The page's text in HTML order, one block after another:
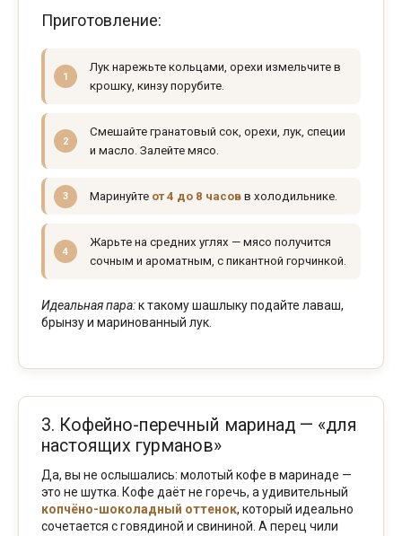
Приготовление:
Лук нарежьте кольцами, орехи измельчите в
крошку, кинзу порубите.
Смешайте гранатовый сок, орехи, лук, специи
и масло. Залейте мясо.
Маринуйте от 4 до 8 часов в холодильнике.
Жарьте на средних углях — мясо получится
сочным и ароматным, с пикантной горчинкой.
Идеальная пара:к такому шашлыку подайте лаваш,
брынзу и маринованный лук.
3. Кофейно-перечный маринад — «для
настоящих гурманов»
Да, вы не ослышались: молотый кофе в маринаде —
это не шутка. Кофе даёт не горечь, а удивительный
копчёно-шоколадный оттенок, который идеально
сочетается с говядиной и свининой. А перец чили